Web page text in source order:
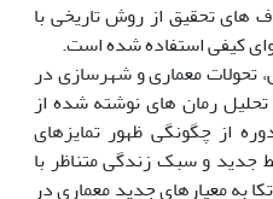
های تحقیق از روش­ تاریخی با
کیفی استفاده شده است.
تحولات معماری و شهرسازی در
تحلیل رمان های نوشته شده از
از چگونگی ظهور تمایزهای
جدید و سبک زندگی متناظر با
به معیارهای جدید معماری در